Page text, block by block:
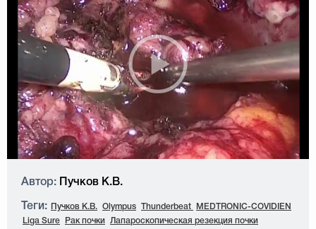
Автор: Пучков К.В.
Теги: Пучков К.В. Olympus Thunderbeat
MEDTRONIC-COVIDIEN
Liga Sure
Рак почки
Лапароскопическая резекция почки